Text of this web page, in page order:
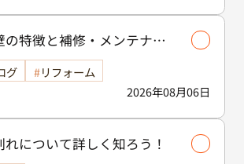
の特徴と補修・メンテナン
解説！/外壁塗装
2026年08月06日
グ
リフォーム
について詳しく知ろう！